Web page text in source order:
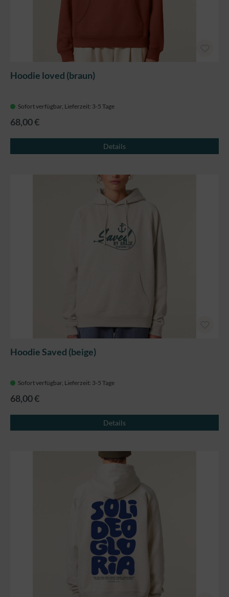
Hoodie loved (braun)
Sofort verfügbar, Lieferzeit: 3-5 Tage
68,00 €
Details
Hoodie Saved (beige)
Sofort verfügbar, Lieferzeit: 3-5 Tage
68,00 €
Details